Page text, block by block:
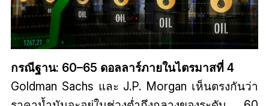
กรณีฐาน: 60–65 ดอลลาร์ภายในไตรมาสที่ 4
Goldman Sachs และ J.P. Morgan เห็นตรงกันว่า